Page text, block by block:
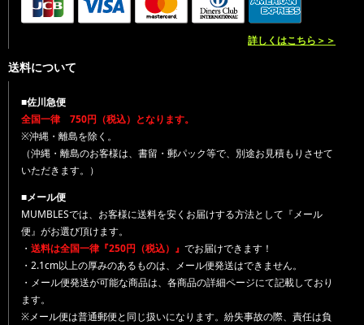
詳しくはこちら＞＞
送料について
■佐川急便
全国一律 750円（税込）となります。
※沖縄・離島を除く。
（沖縄・離島のお客様は、書留・郵パック等で、別途お見積もりさせて
いただきます。）
■メール便
MUMBLESでは、お客様に送料を安くお届けする方法として『メール
便』がお選び頂けます。
・ 送料は全国一律『250円（税込）』 でお届けできます！
・2.1cm以上の厚みのあるものは、メール便発送はできません。
・メール便発送が可能な商品は、各商品の詳細ページにて記載しており
ます。
※メール便は普通郵便と同じ扱いになります。紛失事故の際、責任は負